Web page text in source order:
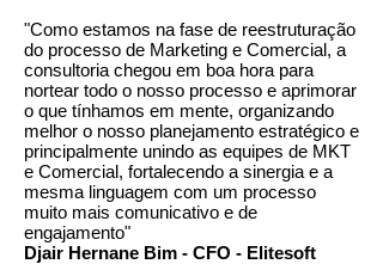
"Como estamos na fase de reestruturação
do processo de Marketing e Comercial, a
consultoria chegou em boa hora para
nortear todo o nosso processo e aprimorar
o que tínhamos em mente, organizando
melhor o nosso planejamento estratégico e
principalmente unindo as equipes de MKT
e Comercial, fortalecendo a sinergia e a
mesma linguagem com um processo
muito mais comunicativo e de
engajamento"
Djair Hernane Bim - CFO - Elitesoft